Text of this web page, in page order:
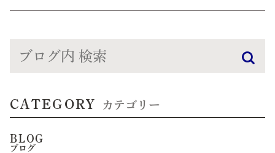
CATEGORY カテゴリー
BLOG
ブログ